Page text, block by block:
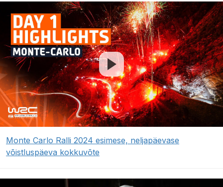
Monte Carlo Ralli 2024 esimese, neljapäevase
võistluspäeva kokkuvõte